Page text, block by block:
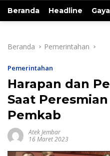
Beranda Headline
Beranda Pemerintahan
Pemerintahan
Harapan dan
Saat
Pemkab
Atek Jembar
16 Maret 2023